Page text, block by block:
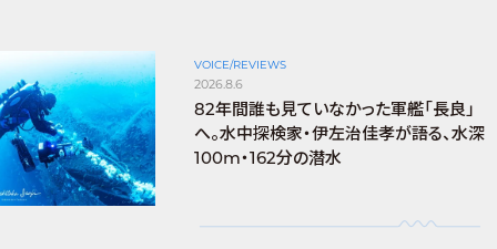
VOICE/REVIEWS
2026.8.6
82年間誰も見ていなかった軍艦「長良」
へ。水中探検家・伊左治佳孝が語る、水深
100m・162分の潜水